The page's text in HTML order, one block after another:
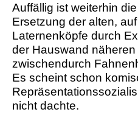
Auffällig ist weiterhin
Ersetzung der alten,
Laternenköpfe durch
der Hauswand
zwischendurch
Es scheint schon
nicht dachte.